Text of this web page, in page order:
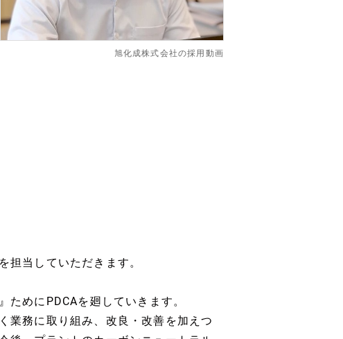
旭化成株式会社の採用動画
担当していただきます。
めにPDCAを廻していきます。
業務に取り組み、改良・改善を加えつ